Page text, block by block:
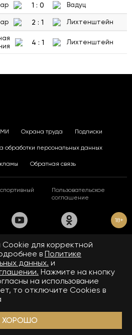
1 : 0 Вадуц
2 : 1 Лихтенштейн
4 : 1 Лихтенштейн
Охрана труда Подписки
обработки персональных данных
Обратная связь
Пользовательское
соглашение
18+
технологии. Подробнее
технологий.
издание «www.matchtv.ru»
по надзору в сфере связи,
коммуникаций (Роскомнадзор).
массовой информации ЭЛ № ФС 77 - 72390
издания «www.matchtv.ru»: ООО
главный редактор СМИ сетевого издания
matchtv@matchtv.ru
для корректной
в Политике
данных. и
Нажмите на кнопку
на использование
то отключите Cookies в
ХОРОШО